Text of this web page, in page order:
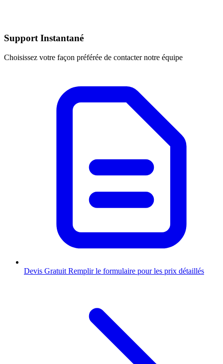
Support Instantané
Choisissez votre façon préférée de contacter notre équipe
Devis Gratuit Remplir le formulaire pour les prix détaillés